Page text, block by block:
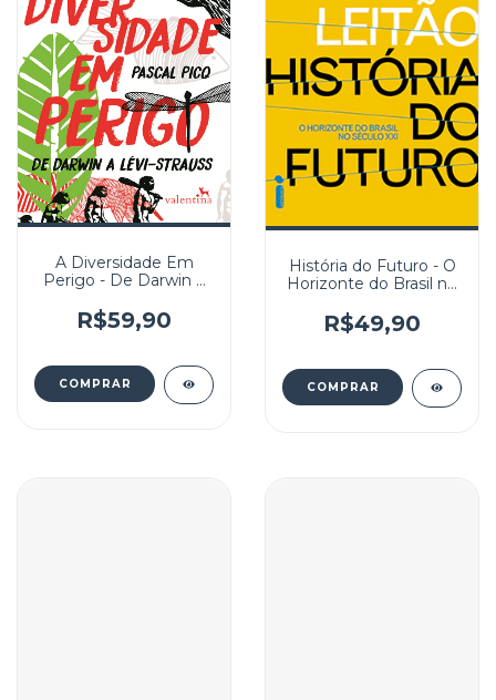
A Diversidade Em
Perigo - De Darwin a
R$59,90
História do Futuro - O
Horizonte do Brasil no
R$49,90